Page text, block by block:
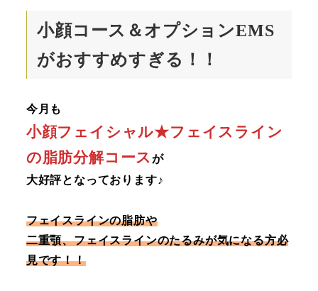
小顔コース＆オプションEMS
がおすすめすぎる！！
今月も
小顔フェイシャル★フェイスライン
の脂肪分解コースが
大好評となっております♪
フェイスラインの脂肪や
二重顎、フェイスラインのたるみが気になる方必
見です！！